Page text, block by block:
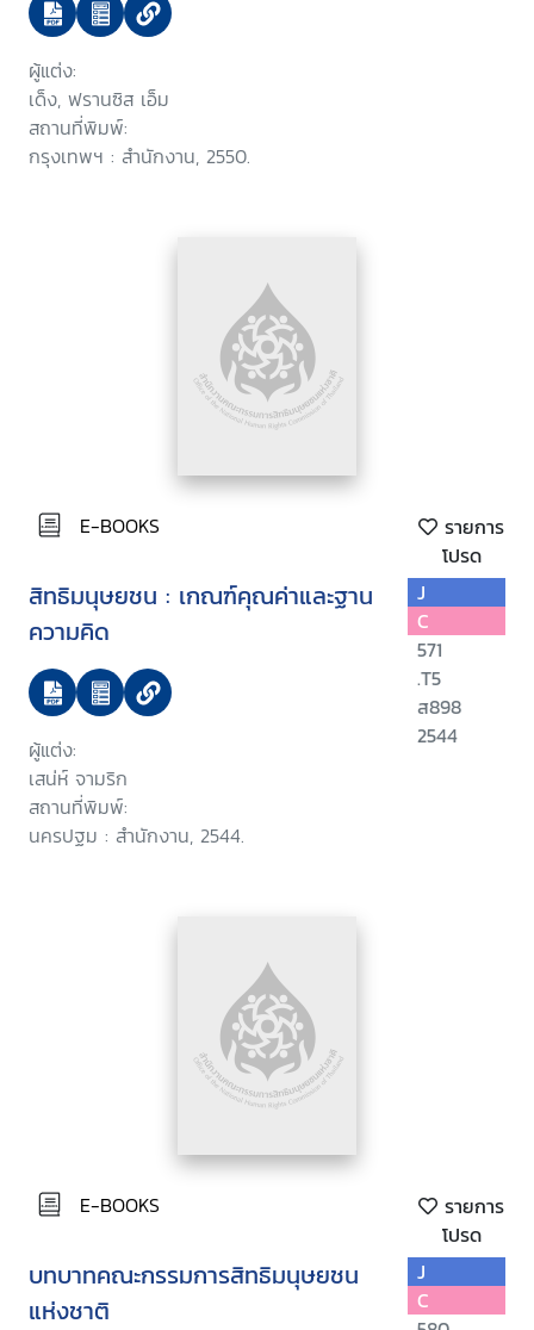
ผู้แต่ง:
เด็ง, ฟรานซิส เอ็ม
สถานที่พิมพ์:
กรุงเทพฯ : สำนักงาน, 2550.
E-BOOKS
รายการ
โปรด
สิทธิมนุษยชน : เกณฑ์คุณค่าและฐาน
ความคิด
ผู้แต่ง:
เสน่ห์ จามริก
สถานที่พิมพ์:
นครปฐม : สำนักงาน, 2544.
J
C
571
.T5
ส898
2544
E-BOOKS
รายการ
โปรด
บทบาทคณะกรรมการสิทธิมนุษยชน
แห่งชาติ
J
C